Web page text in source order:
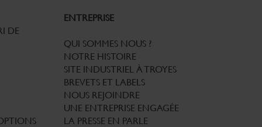
DE
ENTREPRISE
QUI SOMMES NOUS ?
NOTRE HISTOIRE
SITE INDUSTRIEL À TROYES
BREVETS ET LABELS
NOUS REJOINDRE
UNE ENTREPRISE ENGAGÉE
LA PRESSE EN PARLE